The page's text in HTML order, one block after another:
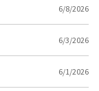
6/8/2026
6/3/2026
6/1/2026